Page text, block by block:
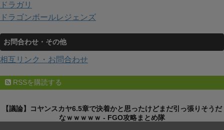
ドラガリ
ドラゴンボールレジェンズ
お問合わせ・その他
相互リンク・お問合わせ
RSSを購読する
【議論】コヤンスカヤ6.5章で決着かと思ったけどまだ引っ張りそうだ
なｗｗｗｗｗ - FGO攻略まとめ隊